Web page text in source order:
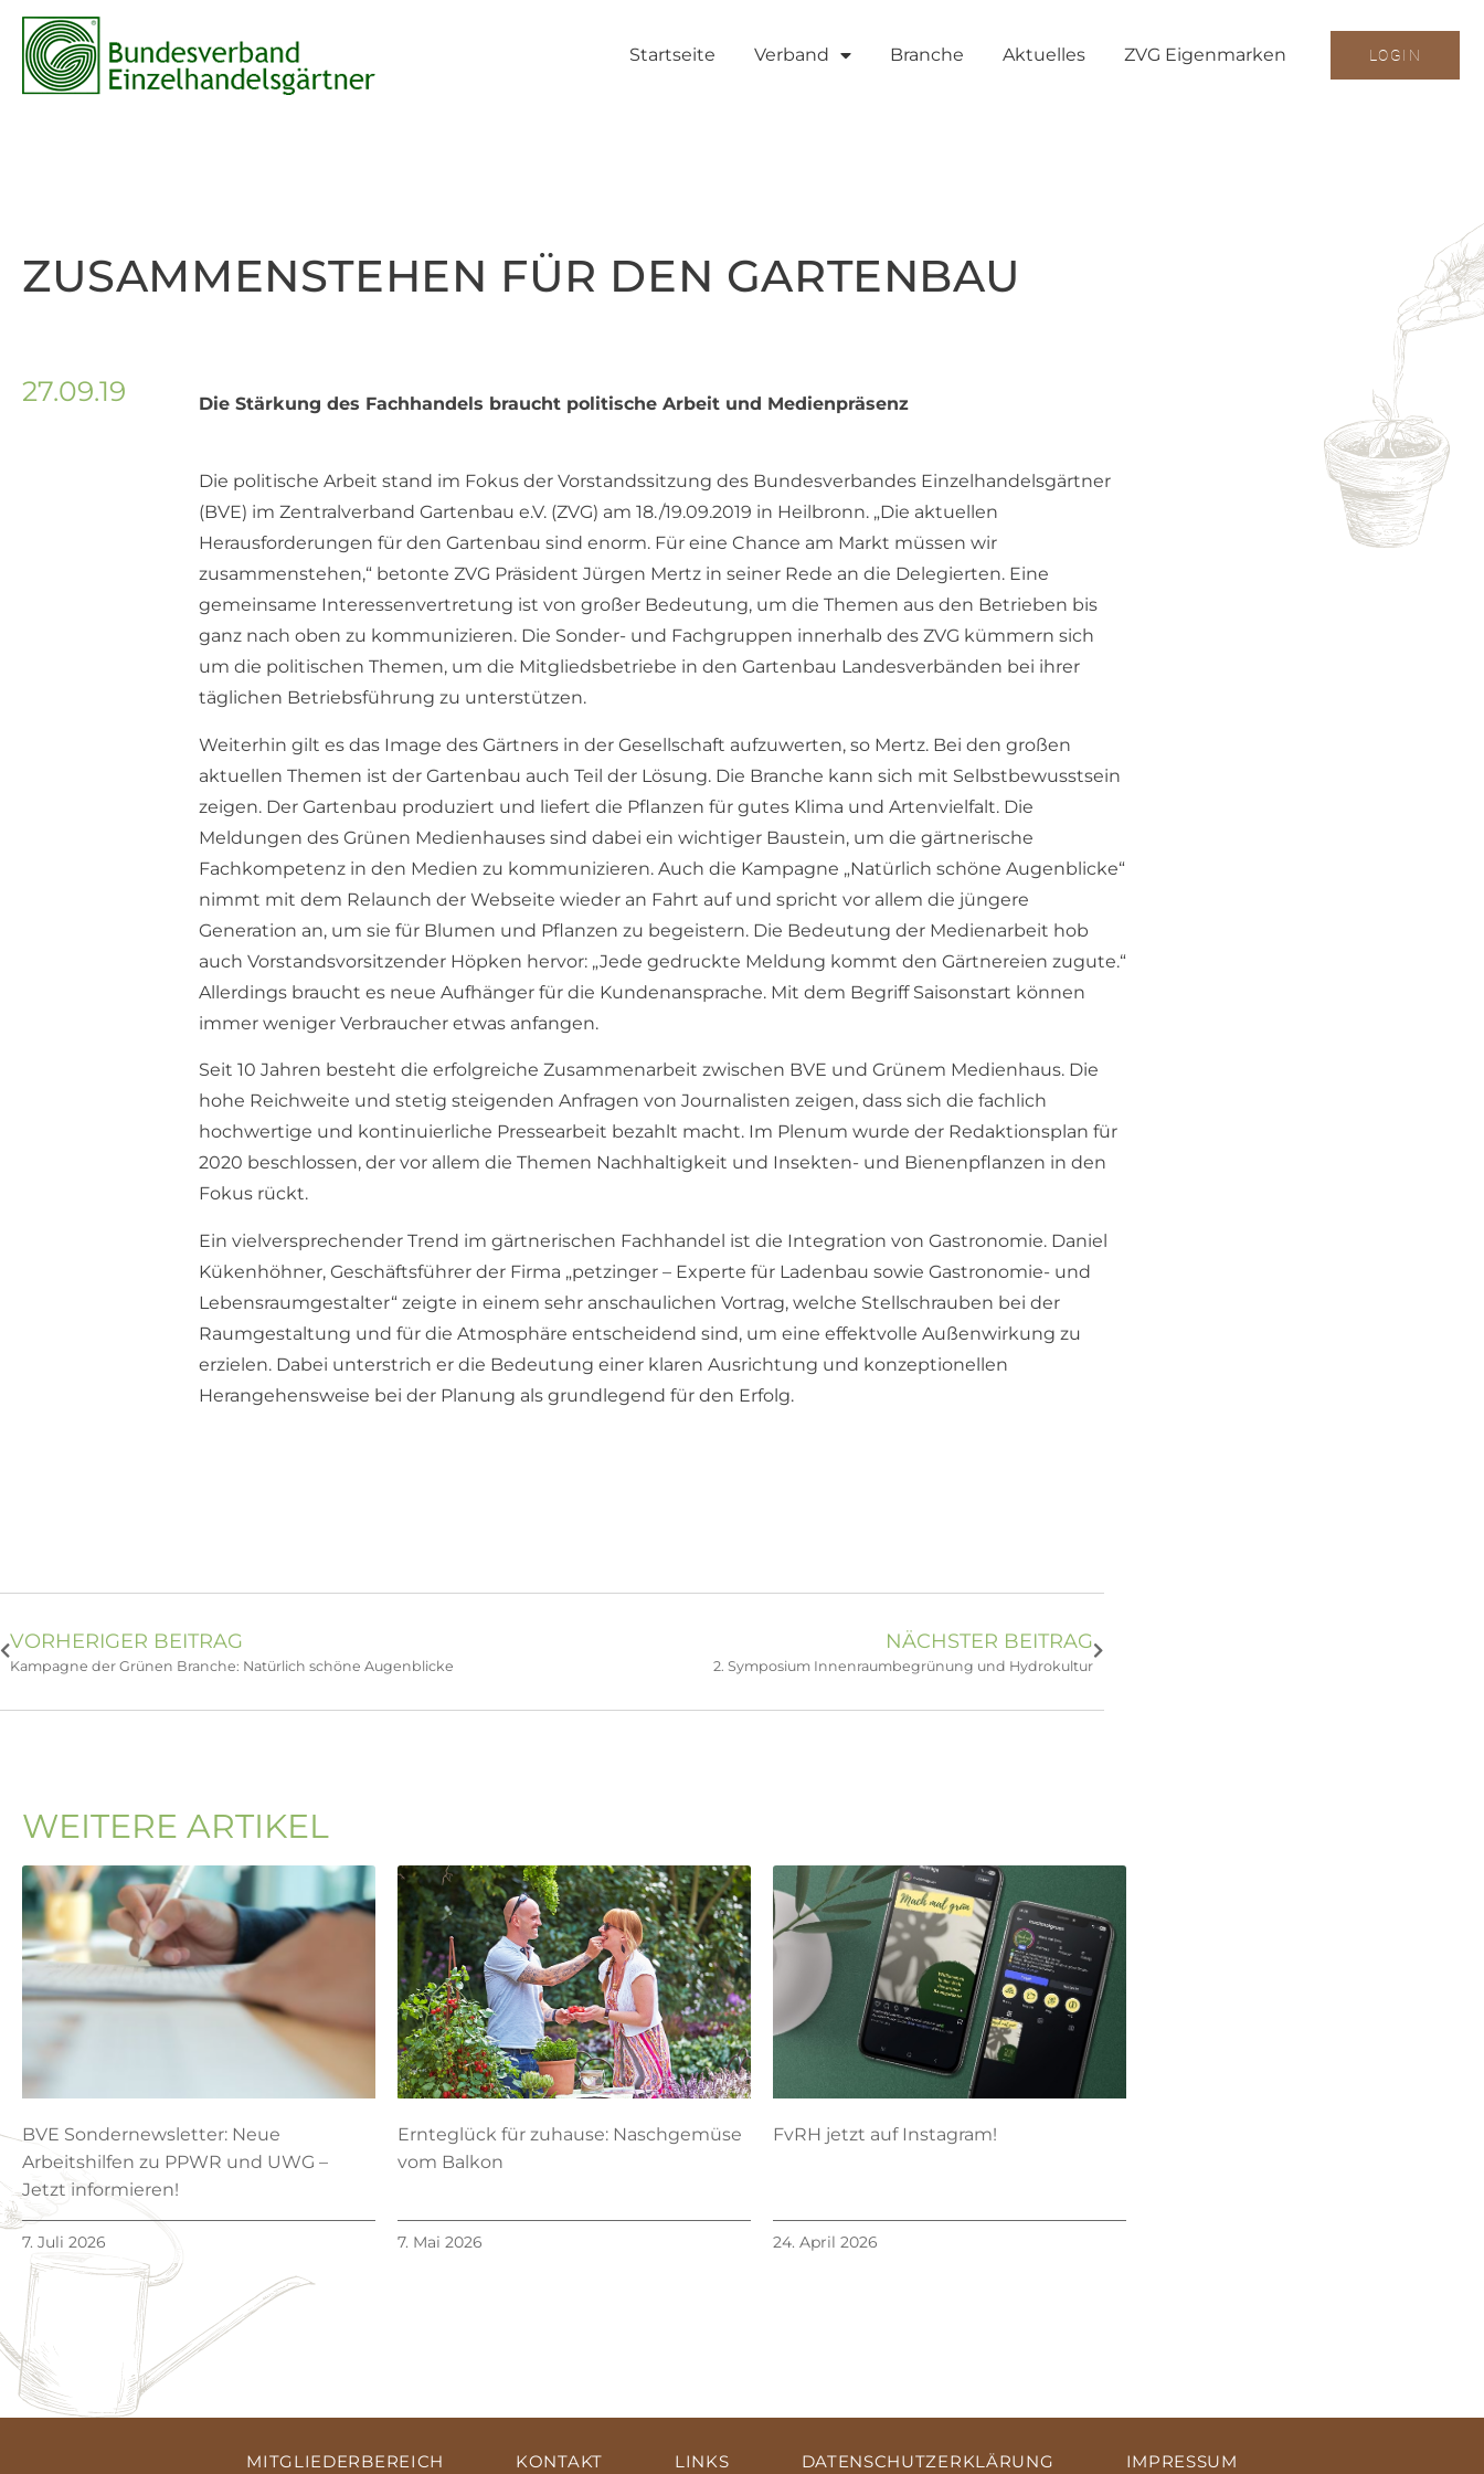
Startseite Verband Branche Aktuelles ZVG Eigenmarken LOGIN
ZUSAMMENSTEHEN FÜR DEN GARTENBAU
27.09.19 Die Stärkung des Fachhandels braucht politische Arbeit und Medienpräsenz
Die politische Arbeit stand im Fokus der Vorstandssitzung des Bundesverbandes Einzelhandelsgärtner
(BVE) im Zentralverband Gartenbau e.V. (ZVG) am 18./19.09.2019 in Heilbronn. „Die aktuellen
Herausforderungen für den Gartenbau sind enorm. Für eine Chance am Markt müssen wir
zusammenstehen,“ betonte ZVG Präsident Jürgen Mertz in seiner Rede an die Delegierten. Eine
gemeinsame Interessenvertretung ist von großer Bedeutung, um die Themen aus den Betrieben bis
ganz nach oben zu kommunizieren. Die Sonder- und Fachgruppen innerhalb des ZVG kümmern sich
um die politischen Themen, um die Mitgliedsbetriebe in den Gartenbau Landesverbänden bei ihrer
täglichen Betriebsführung zu unterstützen.
Weiterhin gilt es das Image des Gärtners in der Gesellschaft aufzuwerten, so Mertz. Bei den großen
aktuellen Themen ist der Gartenbau auch Teil der Lösung. Die Branche kann sich mit Selbstbewusstsein
zeigen. Der Gartenbau produziert und liefert die Pflanzen für gutes Klima und Artenvielfalt. Die
Meldungen des Grünen Medienhauses sind dabei ein wichtiger Baustein, um die gärtnerische
Fachkompetenz in den Medien zu kommunizieren. Auch die Kampagne „Natürlich schöne Augenblicke“
nimmt mit dem Relaunch der Webseite wieder an Fahrt auf und spricht vor allem die jüngere
Generation an, um sie für Blumen und Pflanzen zu begeistern. Die Bedeutung der Medienarbeit hob
auch Vorstandsvorsitzender Höpken hervor: „Jede gedruckte Meldung kommt den Gärtnereien zugute.“
Allerdings braucht es neue Aufhänger für die Kundenansprache. Mit dem Begriff Saisonstart können
immer weniger Verbraucher etwas anfangen.
Seit 10 Jahren besteht die erfolgreiche Zusammenarbeit zwischen BVE und Grünem Medienhaus. Die
hohe Reichweite und stetig steigenden Anfragen von Journalisten zeigen, dass sich die fachlich
hochwertige und kontinuierliche Pressearbeit bezahlt macht. Im Plenum wurde der Redaktionsplan für
2020 beschlossen, der vor allem die Themen Nachhaltigkeit und Insekten- und Bienenpflanzen in den
Fokus rückt.
Ein vielversprechender Trend im gärtnerischen Fachhandel ist die Integration von Gastronomie. Daniel
Kükenhöhner, Geschäftsführer der Firma „petzinger – Experte für Ladenbau sowie Gastronomie- und
Lebensraumgestalter“ zeigte in einem sehr anschaulichen Vortrag, welche Stellschrauben bei der
Raumgestaltung und für die Atmosphäre entscheidend sind, um eine effektvolle Außenwirkung zu
erzielen. Dabei unterstrich er die Bedeutung einer klaren Ausrichtung und konzeptionellen
Herangehensweise bei der Planung als grundlegend für den Erfolg.
VORHERIGER BEITRAG
Kampagne der Grünen Branche: Natürlich schöne Augenblicke
NÄCHSTER BEITRAG
2. Symposium Innenraumbegrünung und Hydrokultur
WEITERE ARTIKEL
BVE Sondernewsletter: Neue
Arbeitshilfen zu PPWR und UWG –
Jetzt informieren!
7. Juli 2026
Ernteglück für zuhause: Naschgemüse
vom Balkon
7. Mai 2026
FvRH jetzt auf Instagram!
24. April 2026
MITGLIEDERBEREICH KONTAKT LINKS DATENSCHUTZERKLÄRUNG IMPRESSUM